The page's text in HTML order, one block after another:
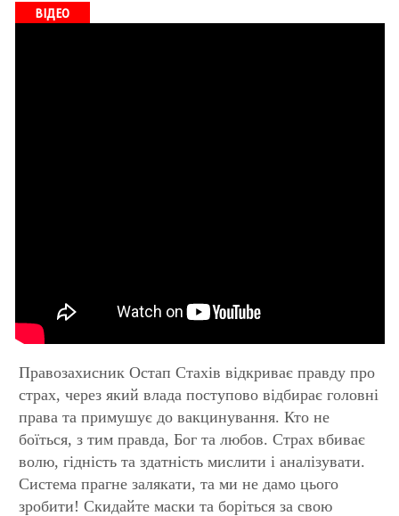
ВІДЕО
Правозахисник Остап Стахів відкриває правду про
страх, через який влада поступово відбирає головні
права та примушує до вакцинування. Кто не
боїться, з тим правда, Бог та любов. Страх вбиває
волю, гідність та здатність мислити i аналізувати.
Система прагне залякати, та ми не дамо цього
зробити! Скидайте маски та боріться за свою